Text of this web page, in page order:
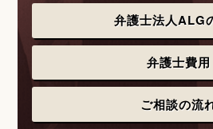
弁護士法人ALG
弁護士費用
ご相談の流